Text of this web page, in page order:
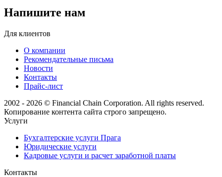
Напишите нам
Для клиентов
О компании
Рекомендательные письма
Новости
Контакты
Прайс-лист
2002 - 2026 © Financial Chain Corporation. All rights reserved.
Копирование контента сайта строго запрещено.
Услуги
Бухгалтерские услуги Прага
Юридические услуги
Кадровые услуги и расчет заработной платы
Контакты